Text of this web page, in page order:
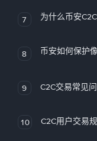
7 为什么币安
8 币安如何保护
9 C2C交易常见
10 C2C用户交易